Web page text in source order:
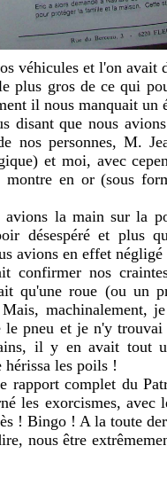
véhicules et l'on
plus gros de ce qui
il nous manquait un
disant que nous
nos personnes, M.
et moi, avec
montre en or (sous
la main sur la
désespéré et plus
avions en effet négligé
confirmer nos
qu'une roue (ou un
machinalement,
pneu et je n'y trouvai
il y en avait tout
hérissa les poils !
complet du
les exorcismes, avec
! Bingo ! A la toute
nous être